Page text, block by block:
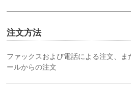
注文方法
ファックスおよび電話による注文、ま
ールからの注文